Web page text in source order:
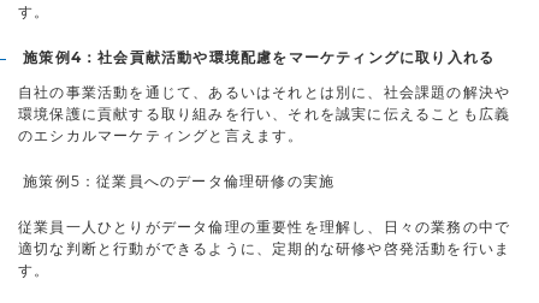
す。
施策例4：社会貢献活動や環境配慮をマーケティングに取り入れる
自社の事業活動を通じて、あるいはそれとは別に、社会課題の解決や
環境保護に貢献する取り組みを行い、それを誠実に伝えることも広義
のエシカルマーケティングと言えます。
施策例5：従業員へのデータ倫理研修の実施
従業員一人ひとりがデータ倫理の重要性を理解し、日々の業務の中で
適切な判断と行動ができるように、定期的な研修や啓発活動を行いま
す。